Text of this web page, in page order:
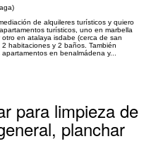
de alquileres turísticos y quiero
turísticos, uno en marbella
en atalaya isdabe (cerca de san
habitaciones y 2 baños. También
en benalmádena y...
para limpieza de
planchar